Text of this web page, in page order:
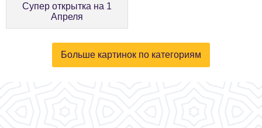
Супер открытка на 1
Апреля
Больше картинок по категориям